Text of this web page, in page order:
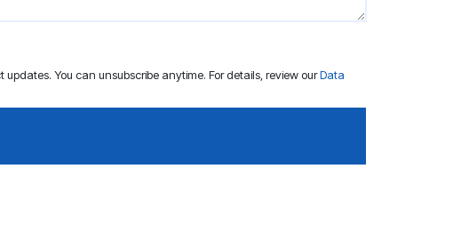
You can unsubscribe anytime. For details, review ourData